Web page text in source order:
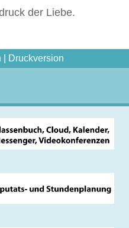
der Liebe.
Druckversion